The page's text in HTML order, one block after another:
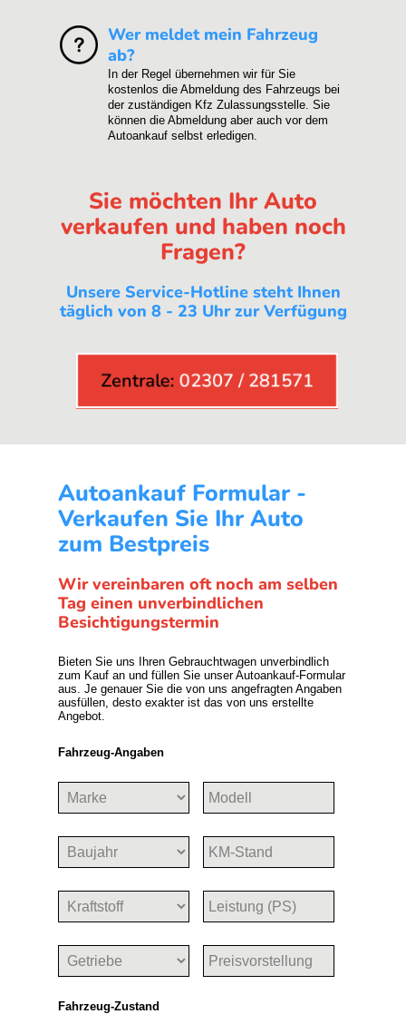
Wer meldet mein Fahrzeug
ab?
In der Regel übernehmen wir für Sie
kostenlos die Abmeldung des Fahrzeugs bei
der zuständigen Kfz Zulassungsstelle. Sie
können die Abmeldung aber auch vor dem
Autoankauf selbst erledigen.
Sie möchten Ihr Auto
verkaufen und haben noch
Fragen?
Unsere Service-Hotline steht Ihnen
täglich von 8 - 23 Uhr zur Verfügung
Zentrale: 02307 / 281571
Autoankauf Formular -
Verkaufen Sie Ihr Auto
zum Bestpreis
Wir vereinbaren oft noch am selben
Tag einen unverbindlichen
Besichtigungstermin
Bieten Sie uns Ihren Gebrauchtwagen unverbindlich
zum Kauf an und füllen Sie unser Autoankauf-Formular
aus. Je genauer Sie die von uns angefragten Angaben
ausfüllen, desto exakter ist das von uns erstellte
Angebot.
Fahrzeug-Angaben
Fahrzeug-Zustand